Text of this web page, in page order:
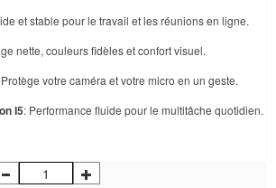
et stable pour le travail et les réunions en ligne.
nette, couleurs fidèles et confort visuel.
Protège votre caméra et votre micro en un geste.
I5: Performance fluide pour le multitâche quotidien.